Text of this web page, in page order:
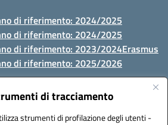
di tracciamento
strumenti di profilazione degli utenti -
di riferimento: 2024/2025
di riferimento: 2024/2025
di riferimento: 2023/2024Erasmus
di riferimento: 2025/2026
per le palestre